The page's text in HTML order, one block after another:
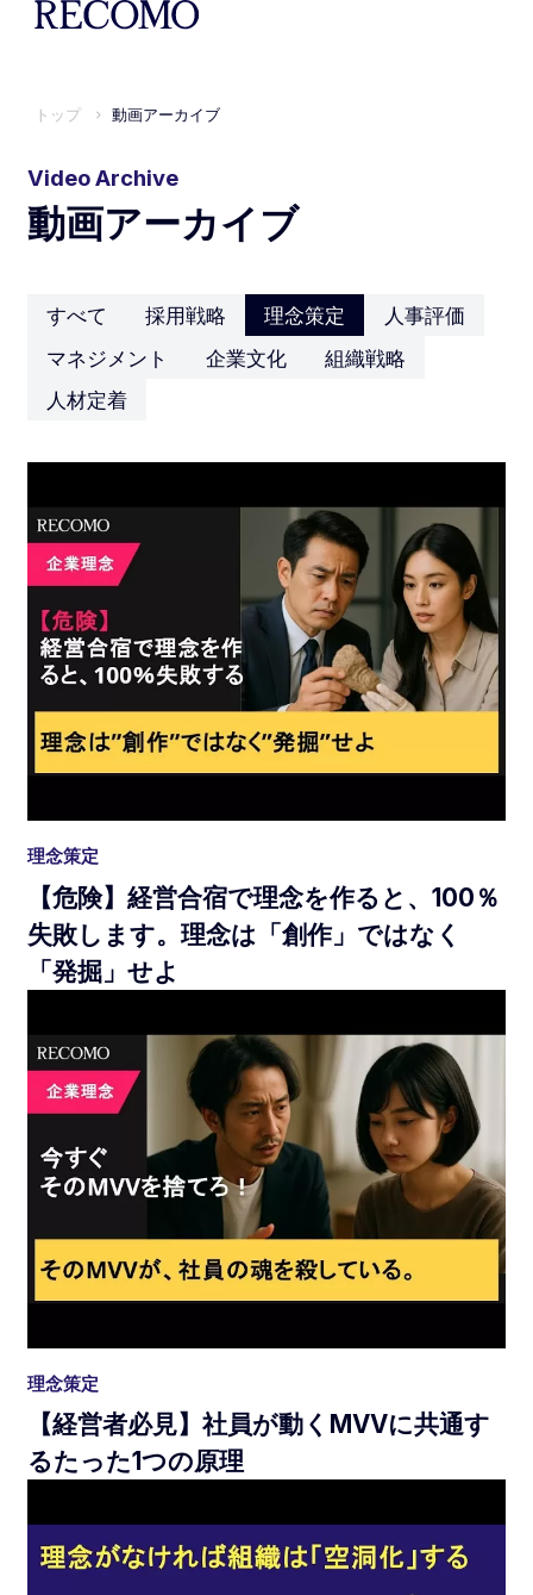
トップ 動画アーカイブ
Video Archive
動画アーカイブ
すべて 採用戦略 理念策定
人事評価
マネジメント
企業文化
組織戦略
人材定着
理念策定
【危険】経営合宿で理念を作ると、100％
失敗します。理念は「創作」ではなく
「発掘」せよ
理念策定
【経営者必見】社員が動くMVVに共通す
るたった1つの原理